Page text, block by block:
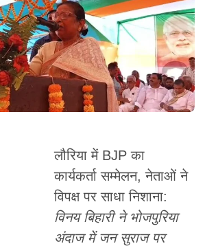
लौरिया में BJP का
कार्यकर्ता सम्मेलन, नेताओं ने
विपक्ष पर साधा निशाना:
विनय बिहारी ने भोजपुरिया
अंदाज में जन सुराज पर